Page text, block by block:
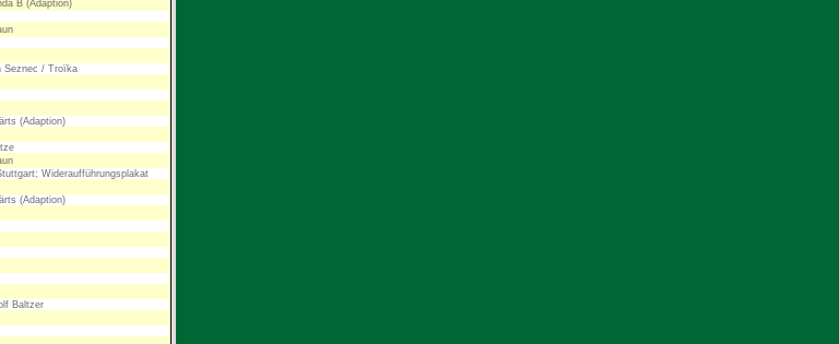
B (Adaption)
Seznec / Troïka
(Adaption)
Wideraufführungsplakat
(Adaption)
Baltzer